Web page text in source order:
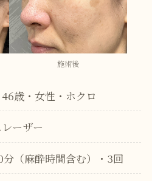
施術後
歳・女性・ホクロ
ーザー
（麻酔時間含む）・3回